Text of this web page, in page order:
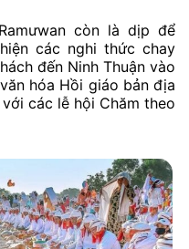
còn là dịp để
các nghi thức chay
đến Ninh Thuận vào
hóa Hồi giáo bản địa
các lễ hội Chăm theo